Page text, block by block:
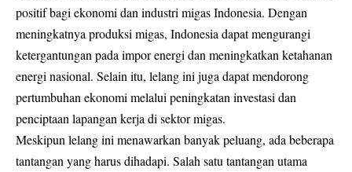
positif bagi ekonomi dan industri migas Indonesia. Dengan
meningkatnya produksi migas, Indonesia dapat mengurangi
ketergantungan pada impor energi dan meningkatkan ketahanan
energi nasional. Selain itu, lelang ini juga dapat mendorong
pertumbuhan ekonomi melalui peningkatan investasi dan
penciptaan lapangan kerja di sektor migas.
Meskipun lelang ini menawarkan banyak peluang, ada beberapa
tantangan yang harus dihadapi. Salah satu tantangan utama